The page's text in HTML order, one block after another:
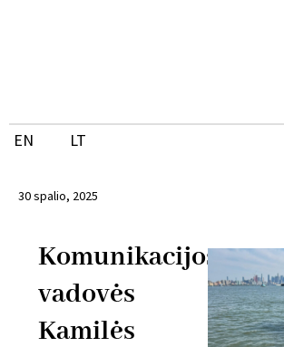
EN LT
30 spalio, 2025
Komunikacijos
vadovės
Kamilės